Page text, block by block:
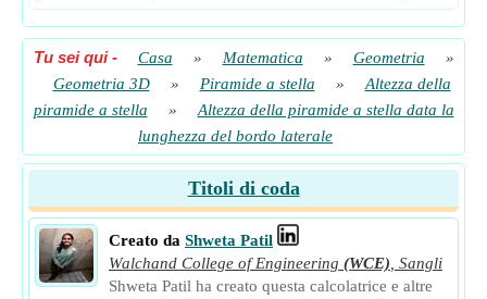
Tu sei qui- Casa » Matematica » Geometria
»
Geometria 3D
» Piramide a stella »
Altezza della
piramide a stella
»
Altezza della piramide a stella data la
lunghezza del bordo laterale
Titoli di coda
Creato da Shweta Patil
Walchand College of Engineering (WCE) Sangli
Shweta Patil ha creato questa calcolatrice e altre